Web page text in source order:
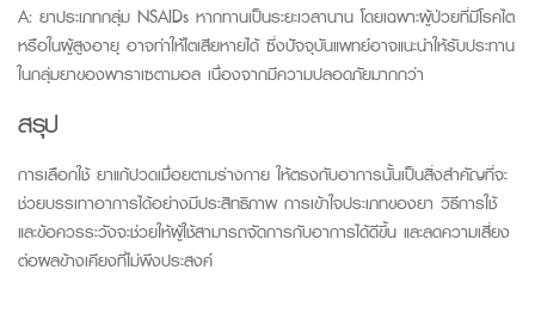
A: ยาประเภทกลุ่ม NSAIDs หากทานเป็นระยะเวลานาน โดยเฉพาะผู้ป่วยที่มีโรคไต
หรือในผู้สูงอายุ อาจทําให้ไตเสียหายได้ ซึ่งปัจจุบันแพทย์อาจแนะนำให้รับประทาน
ในกลุ่มยาของพาราเซตามอล เนื่องจากมีความปลอดภัยมากกว่า
สรุป
การเลือกใช้ ยาแก้ปวดเมื่อยตามร่างกาย ให้ตรงกับอาการนั้นเป็นสิ่งสำคัญที่จะ
ช่วยบรรเทาอาการได้อย่างมีประสิทธิภาพ การเข้าใจประเภทของยา วิธีการใช้
และข้อควรระวังจะช่วยให้ผู้ใช้สามารถจัดการกับอาการได้ดีขึ้น และลดความเสี่ยง
ต่อผลข้างเคียงที่ไม่พึงประสงค์